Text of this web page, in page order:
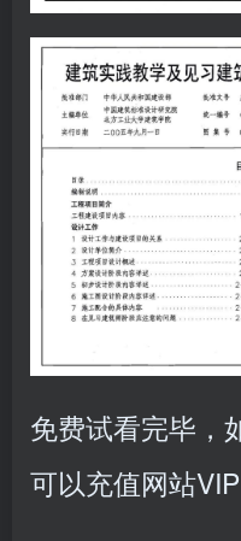
免费试看完毕，
可以充值网站VIP